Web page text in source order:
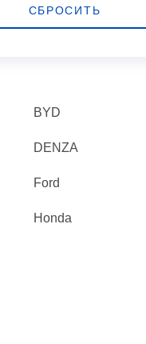
СБРОСИТЬ
BYD
DENZA
Ford
Honda